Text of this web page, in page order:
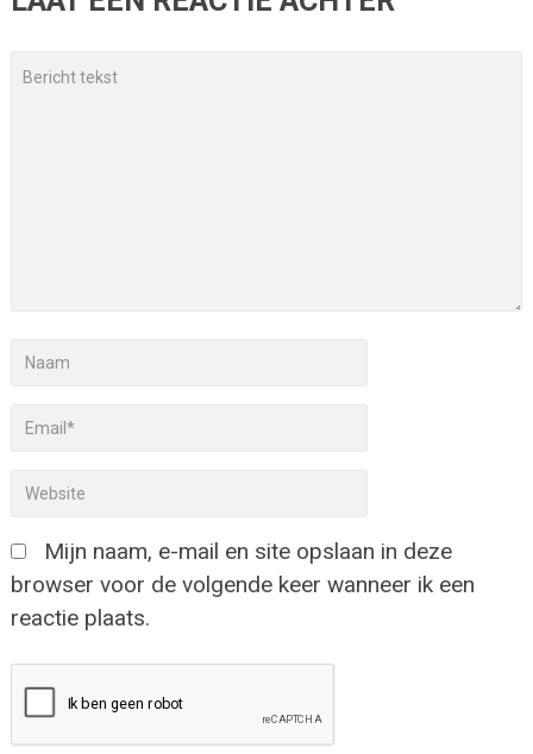
Mijn naam, e-mail en site opslaan in deze
browser voor de volgende keer wanneer ik een
reactie plaats.